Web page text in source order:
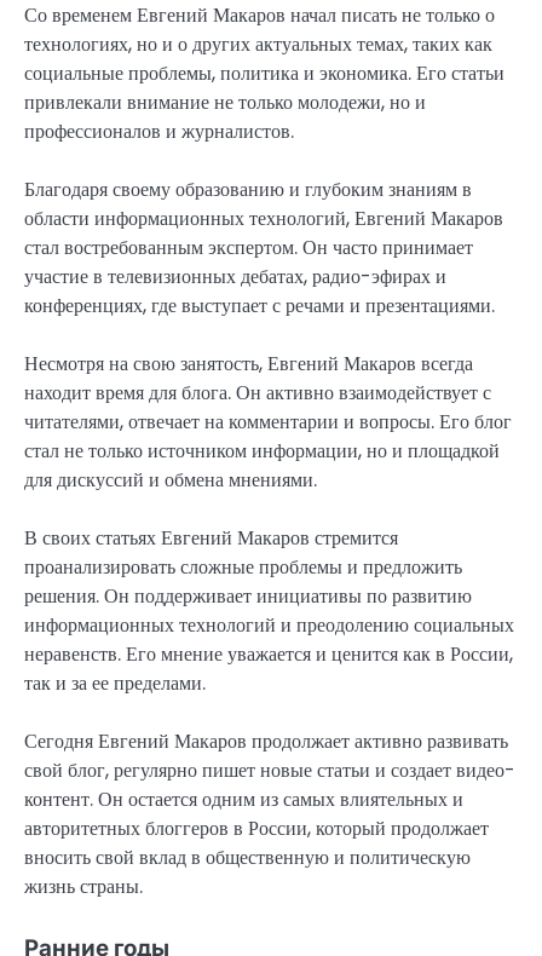
Со временем Евгений Макаров начал писать не только о
технологиях, но и о других актуальных темах, таких как
социальные проблемы, политика и экономика. Его статьи
привлекали внимание не только молодежи, но и
профессионалов и журналистов.
Благодаря своему образованию и глубоким знаниям в
области информационных технологий, Евгений Макаров
стал востребованным экспертом. Он часто принимает
участие в телевизионных дебатах, радио-эфирах и
конференциях, где выступает с речами и презентациями.
Несмотря на свою занятость, Евгений Макаров всегда
находит время для блога. Он активно взаимодействует с
читателями, отвечает на комментарии и вопросы. Его блог
стал не только источником информации, но и площадкой
для дискуссий и обмена мнениями.
В своих статьях Евгений Макаров стремится
проанализировать сложные проблемы и предложить
решения. Он поддерживает инициативы по развитию
информационных технологий и преодолению социальных
неравенств. Его мнение уважается и ценится как в России,
так и за ее пределами.
Сегодня Евгений Макаров продолжает активно развивать
свой блог, регулярно пишет новые статьи и создает видео-
контент. Он остается одним из самых влиятельных и
авторитетных блоггеров в России, который продолжает
вносить свой вклад в общественную и политическую
жизнь страны.
Ранние годы